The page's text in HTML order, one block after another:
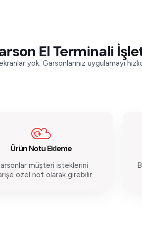
El Terminali
yok. Garsonlarınız uygulamayı
Ürün Notu Ekleme
müşteri isteklerini
özel not olarak girebilir.